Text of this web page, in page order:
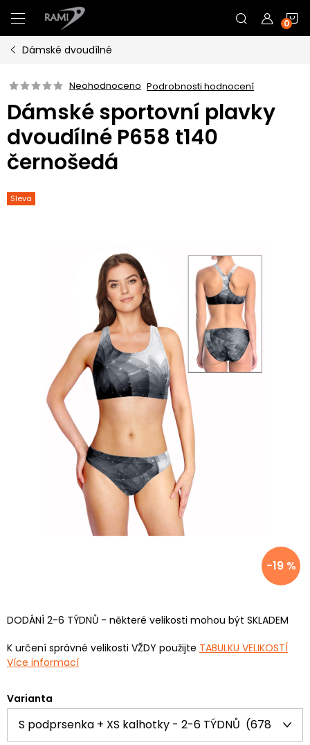
na
obsah
Dámské dvoudílné
Neohodnoceno Podrobnosti hodnocení
Dámské sportovní plavky
dvoudílné P658 t140
černošedá
Sleva
-19 %
DODÁNÍ 2-6 TÝDNŮ - některé velikosti mohou být SKLADEM
K určení správné velikosti VŽDY použijte TABULKU VELIKOSTÍ
Více informací
Varianta